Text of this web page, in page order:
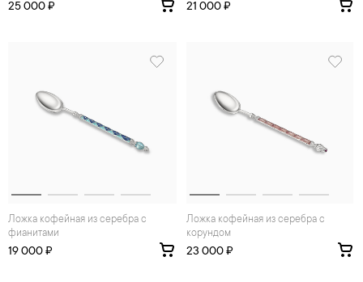
25 000 ₽ 21 000 ₽
Ложка кофейная из серебра с
фианитами
19 000 ₽
Ложка кофейная из серебра с
корундом
23 000 ₽